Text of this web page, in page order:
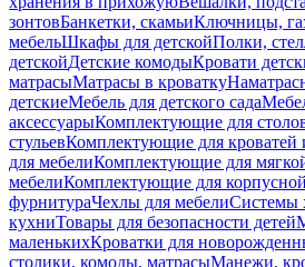
зонтовБанкетки, скамьиКлючницы,
мебельШкафы для детскойПолки,
детскойДетские комодыКровати
матрасыМатрасы в кроватку
детскиеМебель для детского сада
аксессуарыКомплектующие для
стульевКомплектующие для кроватей
для мебелиКомплектующие для
мебелиКомплектующие для
фурнитураЧехлы для мебелиСистемы
кухниТовары для безопасности детей
маленькихКроватки для
столики, комоды, матрасыМанежи,